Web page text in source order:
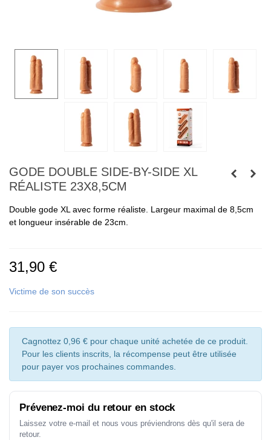
GODE DOUBLE SIDE-BY-SIDE XL
RÉALISTE 23X8,5CM
Double gode XL avec forme réaliste. Largeur maximal de 8,5cm
et longueur insérable de 23cm.
31,90 €
Victime de son succès
Cagnottez 0,96 € pour chaque unité achetée de ce produit.
Pour les clients inscrits, la récompense peut être utilisée
pour payer vos prochaines commandes.
Prévenez-moi du retour en stock
Laissez votre e-mail et nous vous préviendrons dès qu'il sera de
retour.